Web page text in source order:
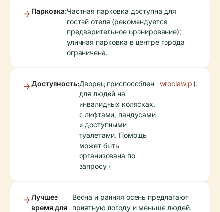
Парковка:Частная парковка доступна для
гостей отеля (рекомендуется
предварительное бронирование);
уличная парковка в центре города
ограничена.
Доступность:Дворец приспособлен
для людей на
инвалидных колясках,
с лифтами, пандусами
и доступными
туалетами. Помощь
может быть
организована по
запросу (
wroclaw.pl).
Лучшее
время для
Весна и ранняя осень предлагают
приятную погоду и меньше людей.